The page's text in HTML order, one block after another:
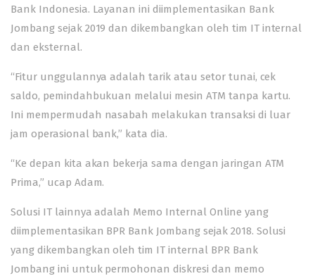
Bank Indonesia. Layanan ini diimplementasikan Bank
Jombang sejak 2019 dan dikembangkan oleh tim IT internal
dan eksternal.
“Fitur unggulannya adalah tarik atau setor tunai, cek
saldo, pemindahbukuan melalui mesin ATM tanpa kartu.
Ini mempermudah nasabah melakukan transaksi di luar
jam operasional bank,” kata dia.
“Ke depan kita akan bekerja sama dengan jaringan ATM
Prima,” ucap Adam.
Solusi IT lainnya adalah Memo Internal Online yang
diimplementasikan BPR Bank Jombang sejak 2018. Solusi
yang dikembangkan oleh tim IT internal BPR Bank
Jombang ini untuk permohonan diskresi dan memo